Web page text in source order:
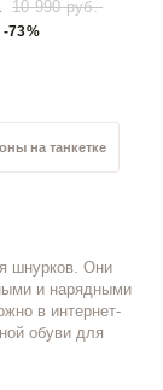
10 990 руб.
-73%
на танкетке
слипоны
шнурков. Они
и нарядными
в интернет-
обуви для